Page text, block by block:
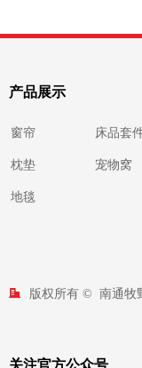
产品展示
窗帘
枕垫
地毯
床品套
宠物窝
版权所有 © 南通牧
关注官方公众号